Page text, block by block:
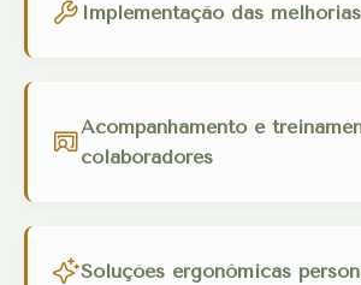
Implementação das melhorias
Acompanhamento e
colaboradores
Soluções ergonômicas